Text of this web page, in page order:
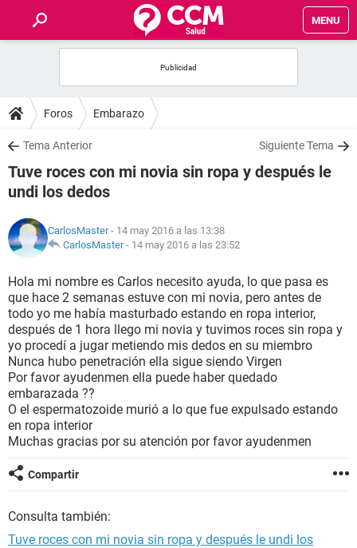
MENU
FOROS
SALUD
FAMILIA
NUTRICIÓN
SEXUALIDAD
GLOSARIO
Foros Embarazo
Tema Anterior Siguiente Tema
Tuve roces con mi novia sin ropa y después le
undi los dedos
CarlosMaster- 14 may 2016 a las 13:38
CarlosMaster- 14 may 2016 a las 23:52
Hola mi nombre es Carlos necesito ayuda, lo que pasa es
que hace 2 semanas estuve con mi novia, pero antes de
todo yo me había masturbado estando en ropa interior,
después de 1 hora llego mi novia y tuvimos roces sin ropa y
yo procedí a jugar metiendo mis dedos en su miembro
Nunca hubo penetración ella sigue siendo Virgen
Por favor ayudenmen ella puede haber quedado
embarazada ??
O el espermatozoide murió a lo que fue expulsado estando
en ropa interior
Muchas gracias por su atención por favor ayudenmen
Compartir
Consulta también:
Tuve roces con mi novia sin ropa y después le undi los